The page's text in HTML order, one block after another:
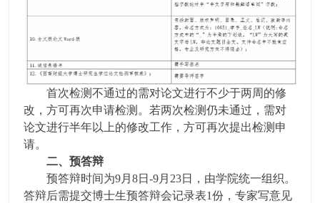
首次检测不通过的需对论文进行不少于两周的修
改，方可再次申请检测。若两次检测仍未通过，需对
论文进行半年以上的修改工作，方可再次提出检测申
请。
二、预答辩
预答辩时间为9月8日-9月23日，由学院统一组织。
答辩后需提交博士生预答辩会记录表1份，专家写意见